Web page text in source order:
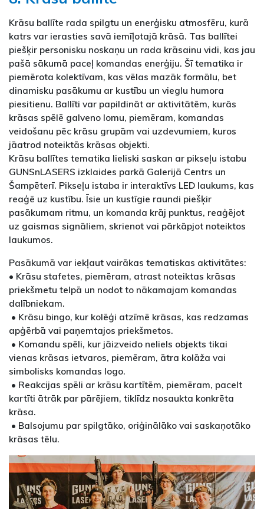
Krāsu ballīte rada spilgtu un enerģisku atmosfēru, kurā
katrs var ierasties savā iemīļotajā krāsā. Tas ballītei
piešķir personisku noskaņu un rada krāsainu vidi, kas jau
pašā sākumā paceļ komandas enerģiju. Šī tematika ir
piemērota kolektīvam, kas vēlas mazāk formālu, bet
dinamisku pasākumu ar kustību un vieglu humora
piesitienu. Ballīti var papildināt ar aktivitātēm, kurās
krāsas spēlē galveno lomu, piemēram, komandas
veidošanu pēc krāsu grupām vai uzdevumiem, kuros
jāatrod noteiktās krāsas objekti.
Krāsu ballītes tematika lieliski saskan ar pikseļu istabu
GUNSnLASERS izklaides parkā Galerijā Centrs un
Šampēterī. Pikseļu istaba ir interaktīvs LED laukums, kas
reaģē uz kustību. Īsie un kustīgie raundi piešķir
pasākumam ritmu, un komanda krāj punktus, reaģējot
uz gaismas signāliem, skrienot vai pārkāpjot noteiktos
laukumos.
Pasākumā var iekļaut vairākas tematiskas aktivitātes:
• Krāsu stafetes, piemēram, atrast noteiktas krāsas
priekšmetu telpā un nodot to nākamajam komandas
dalībniekam.
• Krāsu bingo, kur kolēģi atzīmē krāsas, kas redzamas
apģērbā vai paņemtajos priekšmetos.
• Komandu spēli, kur jāizveido neliels objekts tikai
vienas krāsas ietvaros, piemēram, ātra kolāža vai
simbolisks komandas logo.
• Reakcijas spēli ar krāsu kartītēm, piemēram, pacelt
kartīti ātrāk par pārējiem, tiklīdz nosaukta konkrēta
krāsa.
• Balsojumu par spilgtāko, oriģinālāko vai saskaņotāko
krāsas tēlu.